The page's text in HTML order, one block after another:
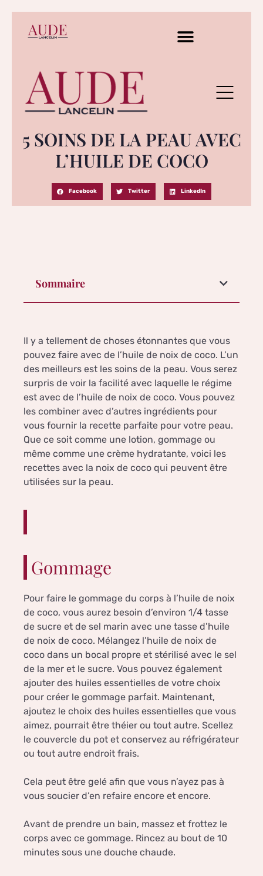
5 SOINS DE LA PEAU AVEC
L’HUILE DE COCO
Facebook Twitter LinkedIn
Sommaire
Il y a tellement de choses étonnantes que vous
pouvez faire avec de l’huile de noix de coco. L’un
des meilleurs est les soins de la peau. Vous serez
surpris de voir la facilité avec laquelle le régime
est avec de l’huile de noix de coco. Vous pouvez
les combiner avec d’autres ingrédients pour
vous fournir la recette parfaite pour votre peau.
Que ce soit comme une lotion, gommage ou
même comme une crème hydratante, voici les
recettes avec la noix de coco qui peuvent être
utilisées sur la peau.
Gommage
Pour faire le gommage du corps à l’huile de noix
de coco, vous aurez besoin d’environ 1/4 tasse
de sucre et de sel marin avec une tasse d’huile
de noix de coco. Mélangez l’huile de noix de
coco dans un bocal propre et stérilisé avec le sel
de la mer et le sucre. Vous pouvez également
ajouter des huiles essentielles de votre choix
pour créer le gommage parfait. Maintenant,
ajoutez le choix des huiles essentielles que vous
aimez, pourrait être théier ou tout autre. Scellez
le couvercle du pot et conservez au réfrigérateur
ou tout autre endroit frais.
Cela peut être gelé afin que vous n’ayez pas à
vous soucier d’en refaire encore et encore.
Avant de prendre un bain, massez et frottez le
corps avec ce gommage. Rincez au bout de 10
minutes sous une douche chaude.